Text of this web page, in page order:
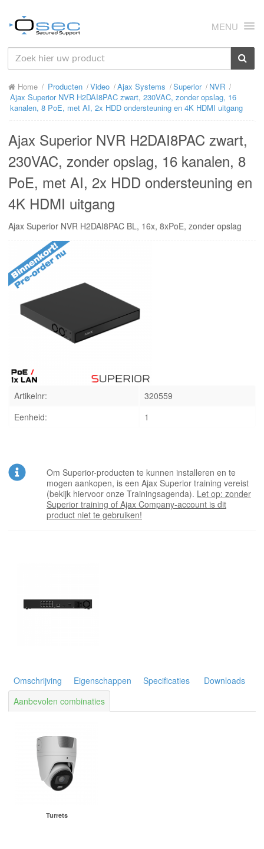
MENU
HOME
OVER ONS
PRODUCTEN
SUPPORT
RMA
CONTACT
INLOGGEN
Home Producten Video Ajax Systems Superior
NVR
Ajax Superior NVR H2DAI8PAC zwart, 230VAC, zonder opslag, 16
kanalen, 8 PoE, met AI, 2x HDD ondersteuning en 4K HDMI uitgang
Ajax Superior NVR H2DAI8PAC zwart,
230VAC, zonder opslag, 16 kanalen, 8
PoE, met AI, 2x HDD ondersteuning en
4K HDMI uitgang
Ajax Superior NVR H2DAI8PAC BL, 16x, 8xPoE, zonder opslag
Artikelnr:
320559
Eenheid:
1
Om Superior-producten te kunnen installeren en te
mogen aankopen, is een Ajax Superior training vereist
(bekijk hiervoor onze Trainingsagenda). Let op: zonder
Superior training of Ajax Company-account is dit
product niet te gebruiken!
Omschrijving Eigenschappen Specificaties
Downloads
Aanbevolen combinaties
Turrets